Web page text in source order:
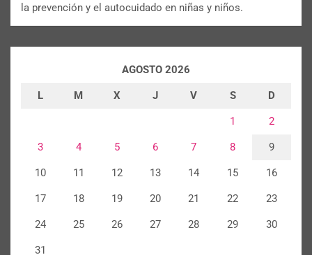
la prevención y el autocuidado en niñas y niños.
AGOSTO 2026
L M X J V S D
1 2
3 4 5 6 7 8 9
10 11 12 13 14 15 16
17 18 19 20 21 22 23
24 25 26 27 28 29 30
31